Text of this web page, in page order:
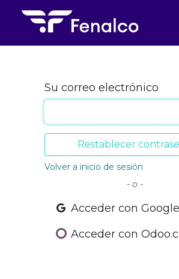
Su correo electrónico
Restablecer
Volver a inicio de sesión
- o -
Acceder con Google
Acceder con